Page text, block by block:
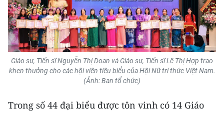
Giáo sư, Tiến sĩ Nguyễn Thị Doan và Giáo sư, Tiến sĩ Lê Thị Hợp trao
khen thưởng cho các hội viên tiêu biểu của Hội Nữ trí thức Việt Nam.
(Ảnh: Ban tổ chức)
Trong số 44 đại biểu được tôn vinh có 14 Giáo